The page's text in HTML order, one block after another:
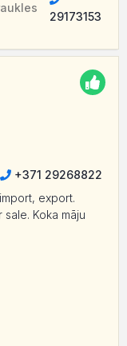
29173153
+371 29268822
export.
Koka māju